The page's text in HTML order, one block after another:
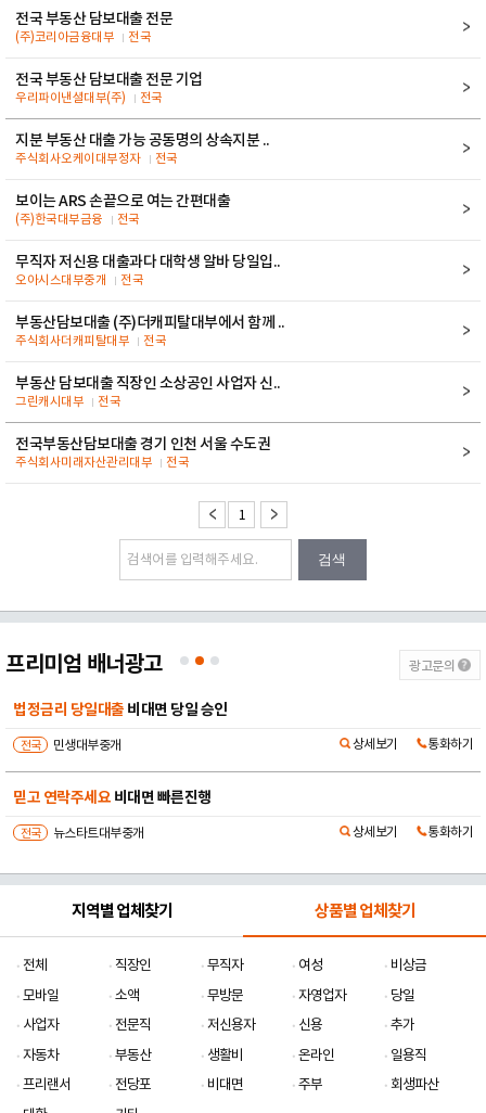
전국 부동산 담보대출 전문
(주)코리아금융대부 전국
전국 부동산 담보대출 전문 기업
우리파이낸셜대부(주) 전국
지분 부동산 대출 가능 공동명의 상속지분 ..
주식회사오케이대부정자 전국
보이는 ARS 손끝으로 여는 간편대출
(주)한국대부금융 전국
무직자 저신용 대출과다 대학생 알바 당일입..
오아시스대부중개 전국
부동산담보대출 (주)더캐피탈대부에서 함께 ..
주식회사더캐피탈대부 전국
부동산 담보대출 직장인 소상공인 사업자 신..
그린캐시대부 전국
전국부동산담보대출 경기 인천 서울 수도권
주식회사미래자산관리대부 전국
1
검색
프리미엄 배너광고 광고문의
법정금리 당일대출 비대면 당일 승인
전국 민생대부중개 상세보기 통화하기
믿고 연락주세요 비대면 빠른진행
전국 뉴스타트대부중개 상세보기 통화하기
지역별 업체찾기 상품별 업체찾기
전체 직장인 무직자 여성
비상금
모바일
소액 무방문 자영업자
당일
사업자
전문직 저신용자 신용
추가
자동차
부동산 생활비 온라인
일용직
프리랜서
전당포 비대면 주부
회생파산